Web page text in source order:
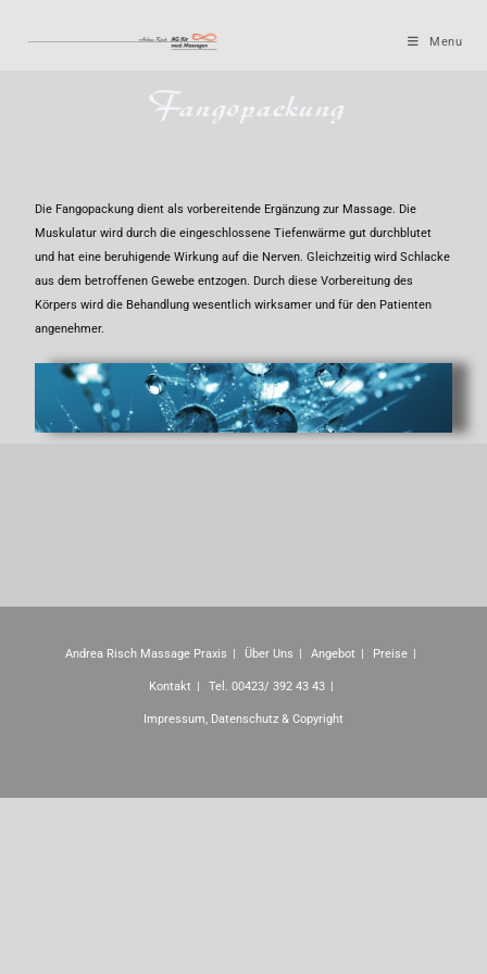
Menu
Fangopackung
Die Fangopackung dient als vorbereitende Ergänzung zur Massage. Die
Muskulatur wird durch die eingeschlossene Tiefenwärme gut durchblutet
und hat eine beruhigende Wirkung auf die Nerven. Gleichzeitig wird Schlacke
aus dem betroffenen Gewebe entzogen. Durch diese Vorbereitung des
Körpers wird die Behandlung wesentlich wirksamer und für den Patienten
angenehmer.
Andrea Risch Massage Praxis Über Uns Angebot Preise
Kontakt Tel. 00423/ 392 43 43
Impressum, Datenschutz & Copyright